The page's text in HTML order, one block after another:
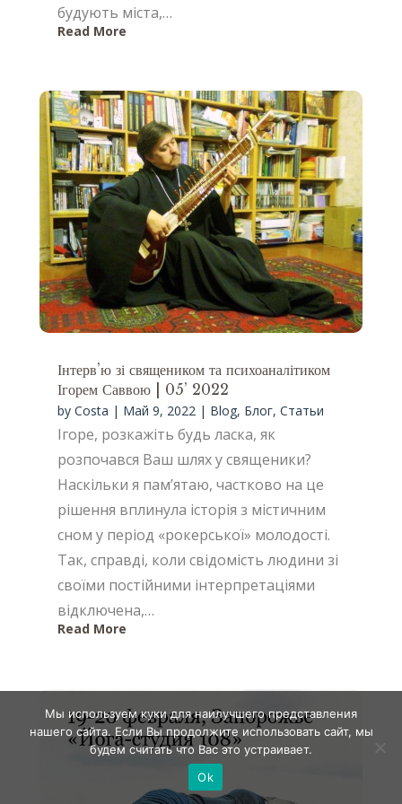
будують міста,…
Read More
Інтерв’ю зі священиком та психоаналітиком
Ігорем Саввою | 05’ 2022
by Costa | Май 9, 2022| Blog, Блог, Статьи
Ігоре, розкажіть будь ласка, як
розпочався Ваш шлях у священики?
Наскільки я пам’ятаю, частково на це
рішення вплинула історія з містичним
сном у період «рокерської» молодості.
Так, справді, коли свідомість людини зі
своїми постійними інтерпретаціями
відключена,…
Read More
Мы используем куки для наилучшего представления
нашего сайта. Если Вы продолжите использовать сайт, мы
будем считать что Вас это устраивает.
Ok